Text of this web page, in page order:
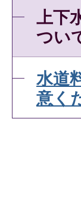
上下
つい
水道
意く